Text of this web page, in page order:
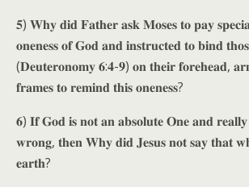
𝟓) 𝐖𝐡𝐲 𝐝𝐢𝐝 𝐅𝐚𝐭𝐡𝐞𝐫 𝐚𝐬𝐤 𝐌𝐨𝐬𝐞𝐬 𝐭𝐨 𝐩𝐚𝐲
𝐨𝐧𝐞𝐧𝐞𝐬𝐬 𝐨𝐟 𝐆𝐨𝐝 𝐚𝐧𝐝 𝐢𝐧𝐬𝐭𝐫𝐮𝐜𝐭𝐞𝐝 𝐭𝐨 𝐛𝐢𝐧𝐝
(𝐃𝐞𝐮𝐭𝐞𝐫𝐨𝐧𝐨𝐦𝐲 𝟔:𝟒-𝟗) 𝐨𝐧 𝐭𝐡𝐞𝐢𝐫 𝐟𝐨𝐫𝐞𝐡𝐞𝐚𝐝,
𝐟𝐫𝐚𝐦𝐞𝐬 𝐭𝐨 𝐫𝐞𝐦𝐢𝐧𝐝 𝐭𝐡𝐢𝐬 𝐨𝐧𝐞𝐧𝐞𝐬𝐬?
𝟔) 𝐈𝐟 𝐆𝐨𝐝 𝐢𝐬 𝐧𝐨𝐭 𝐚𝐧 𝐚𝐛𝐬𝐨𝐥𝐮𝐭𝐞 𝐎𝐧𝐞 𝐚𝐧𝐝
𝐰𝐫𝐨𝐧𝐠, 𝐭𝐡𝐞𝐧 𝐖𝐡𝐲 𝐝𝐢𝐝 𝐉𝐞𝐬𝐮𝐬 𝐧𝐨𝐭 𝐬𝐚𝐲 𝐭𝐡𝐚𝐭
𝐞𝐚𝐫𝐭𝐡?